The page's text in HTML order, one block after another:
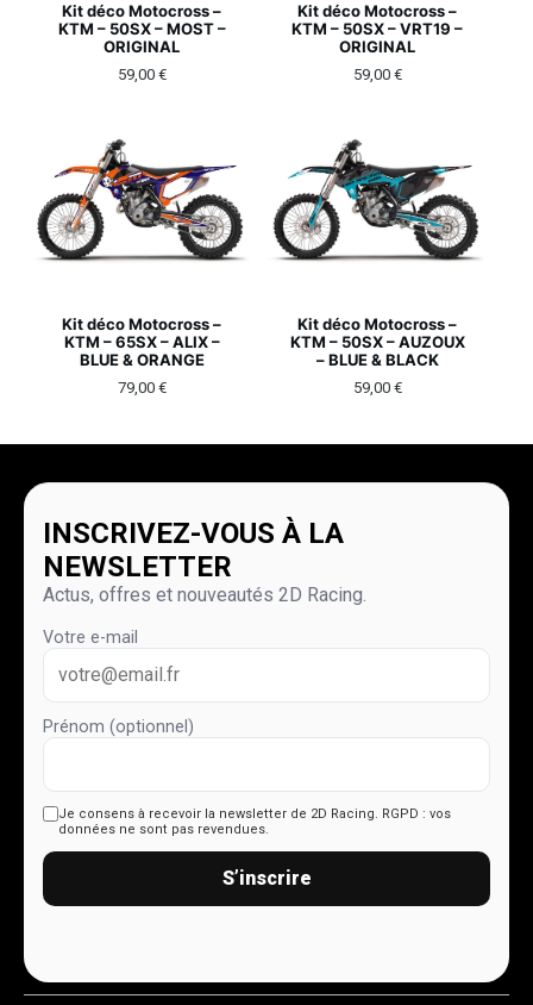
Kit déco Motocross –
KTM – 50SX – MOST –
ORIGINAL
59,00 €
Kit déco Motocross –
KTM – 50SX – VRT19 –
ORIGINAL
59,00 €
Kit déco Motocross –
KTM – 65SX – ALIX –
BLUE & ORANGE
79,00 €
Kit déco Motocross –
KTM – 50SX – AUZOUX
– BLUE & BLACK
59,00 €
INSCRIVEZ-VOUS À LA
NEWSLETTER
Actus, offres et nouveautés 2D Racing.
Votre e-mail
Prénom (optionnel)
Je consens à recevoir la newsletter de 2D Racing. RGPD : vos
données ne sont pas revendues.
S’inscrire